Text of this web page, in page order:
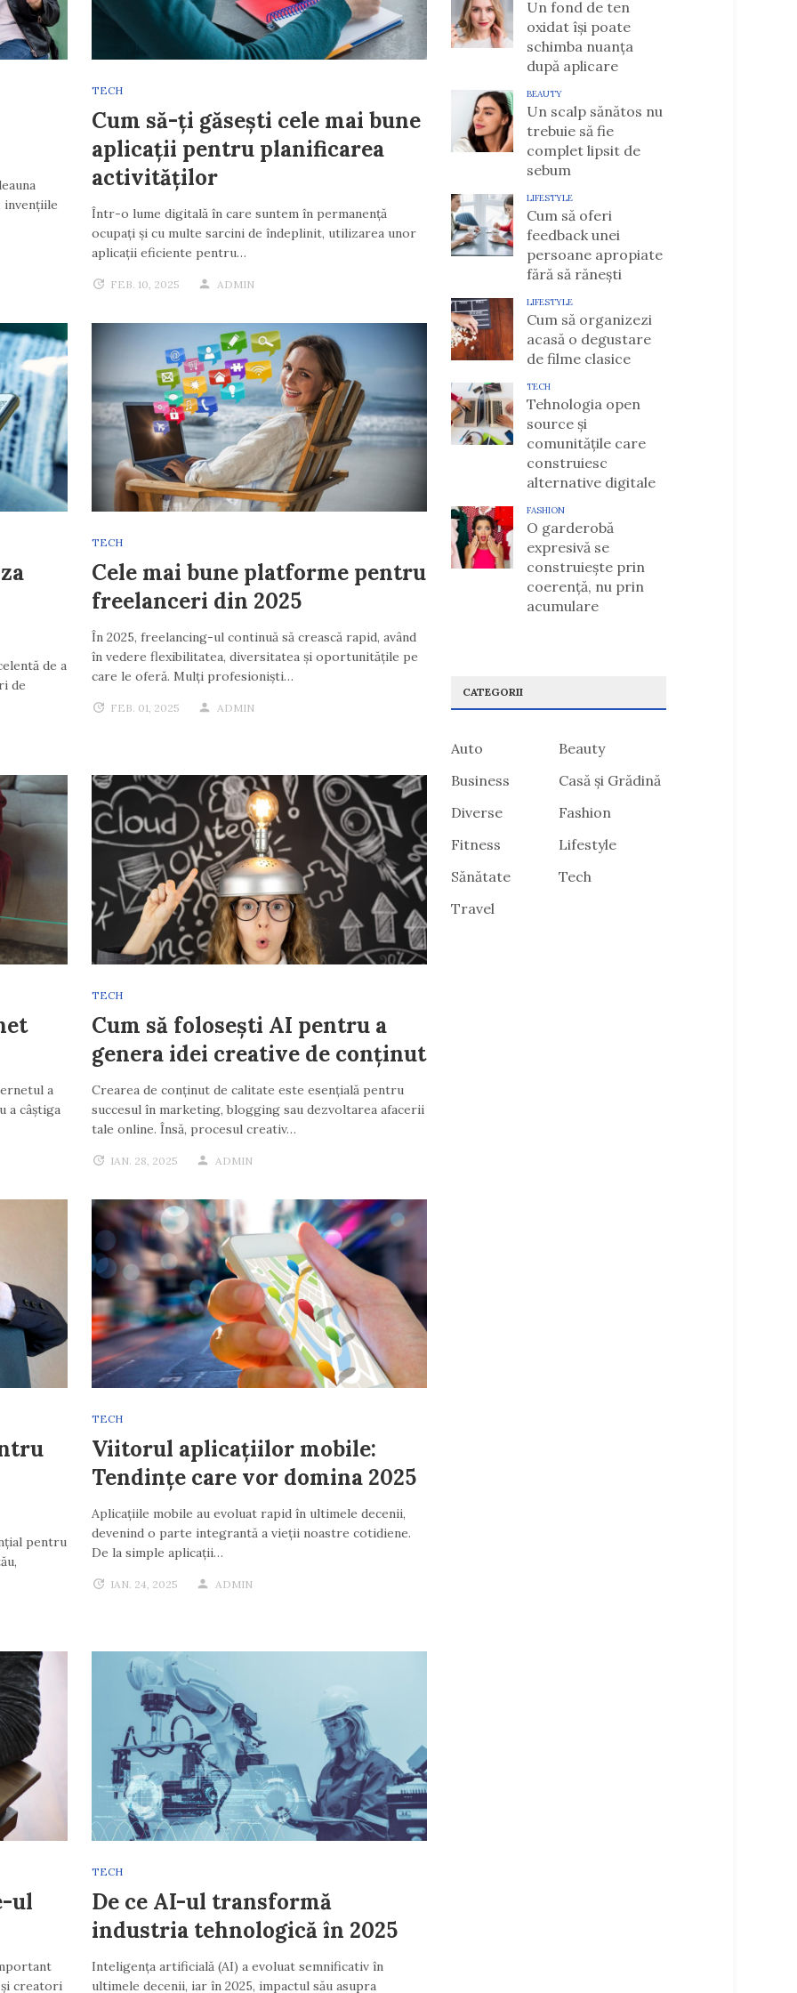
invențiile
TECH
Cum să-ți găsești cele mai bune
aplicații pentru planificarea
activităților
Într-o lume digitală în care suntem în permanență
ocupați și cu multe sarcini de îndeplinit, utilizarea unor
aplicații eficiente pentru…
FEB. 10, 2025 ADMIN
de a
de
TECH
Cele mai bune platforme pentru
freelanceri din 2025
În 2025, freelancing-ul continuă să crească rapid, având
în vedere flexibilitatea, diversitatea și oportunitățile pe
care le oferă. Mulți profesioniști…
FEB. 01, 2025 ADMIN
a
a câștiga
TECH
Cum să folosești AI pentru a
genera idei creative de conținut
Crearea de conținut de calitate este esențială pentru
succesul în marketing, blogging sau dezvoltarea afacerii
tale online. Însă, procesul creativ…
IAN. 28, 2025 ADMIN
pentru
TECH
Viitorul aplicațiilor mobile:
Tendințe care vor domina 2025
Aplicațiile mobile au evoluat rapid în ultimele decenii,
devenind o parte integrantă a vieții noastre cotidiene.
De la simple aplicații…
IAN. 24, 2025 ADMIN
ul
creatori
TECH
De ce AI-ul transformă
industria tehnologică în 2025
Inteligența artificială (AI) a evoluat semnificativ în
ultimele decenii, iar în 2025, impactul său asupra
Un fond de ten
oxidat își poate
schimba nuanța
după aplicare
BEAUTY
Un scalp sănătos nu
trebuie să fie
complet lipsit de
sebum
LIFESTYLE
Cum să oferi
feedback unei
persoane apropiate
fără să rănești
LIFESTYLE
Cum să organizezi
acasă o degustare
de filme clasice
TECH
Tehnologia open
source și
comunitățile care
construiesc
alternative digitale
FASHION
O garderobă
expresivă se
construiește prin
coerență, nu prin
acumulare
CATEGORII
Auto
Beauty
Business
Casă și Grădină
Diverse
Fashion
Fitness
Lifestyle
Sănătate
Tech
Travel